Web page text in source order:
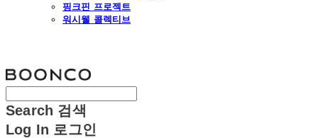
핑크핀 프로젝트
워시웰 콜렉티브
Search 검색
Log In 로그인